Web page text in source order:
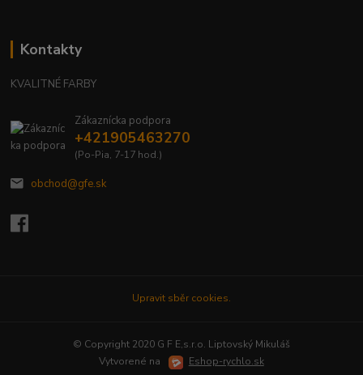
Kontakty
KVALITNÉ FARBY
Zákaznícka podpora
+421905463270
(Po-Pia, 7-17 hod.)
obchod@gfe.sk
Upravit sběr cookies.
© Copyright 2020 G F E,s.r.o. Liptovský Mikuláš
Vytvorené na
Eshop-rychlo.sk